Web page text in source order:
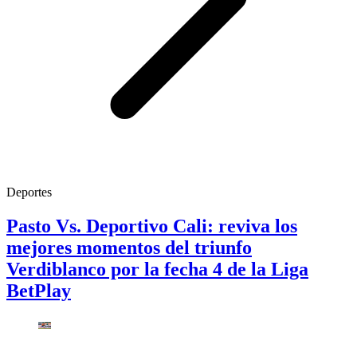
Deportes
Pasto Vs. Deportivo Cali: reviva los
mejores momentos del triunfo
Verdiblanco por la fecha 4 de la Liga
BetPlay